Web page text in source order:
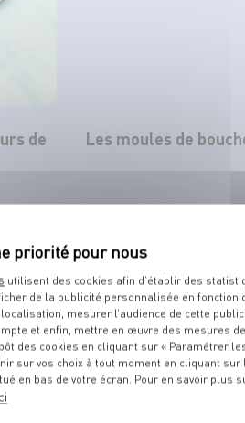
de
Les moules de
POISSONNIER
utilisent des cookies afin d’établir des
de la publicité personnalisée en fonction
mesurer l’audience de cette
et enfin, mettre en œuvre des mesures
des cookies en cliquant sur « Paramétrer
sur vos choix à tout moment en cliquant sur
en bas de votre écran. Pour en savoir plus